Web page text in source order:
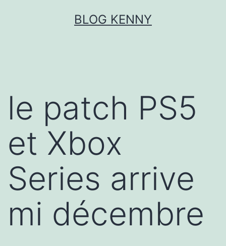
BLOG KENNY
le patch PS5
et Xbox
Series arrive
mi décembre